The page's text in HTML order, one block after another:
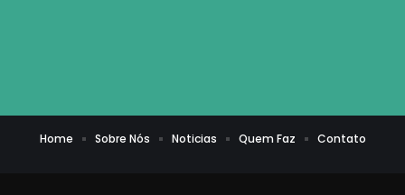
Home Sobre Nós Noticias Quem Faz Contato